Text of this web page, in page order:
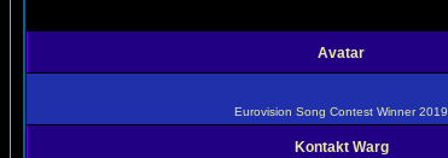
Avatar
Eurovision Song Contest Winner 2019
Kontakt Warg